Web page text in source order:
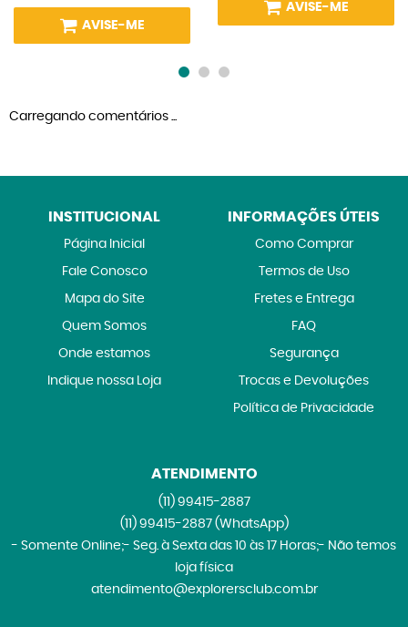
AVISE-ME
AVISE-ME
Carregando comentários ...
INSTITUCIONAL
Página Inicial
Fale Conosco
Mapa do Site
Quem Somos
Onde estamos
Indique nossa Loja
INFORMAÇÕES ÚTEIS
Como Comprar
Termos de Uso
Fretes e Entrega
FAQ
Segurança
Trocas e Devoluções
Política de Privacidade
ATENDIMENTO
(11)99415-2887
(11)99415-2887 (WhatsApp)
- Somente Online;- Seg. à Sexta das 10 às 17 Horas;- Não temos
loja física
atendimento@explorersclub.com.br